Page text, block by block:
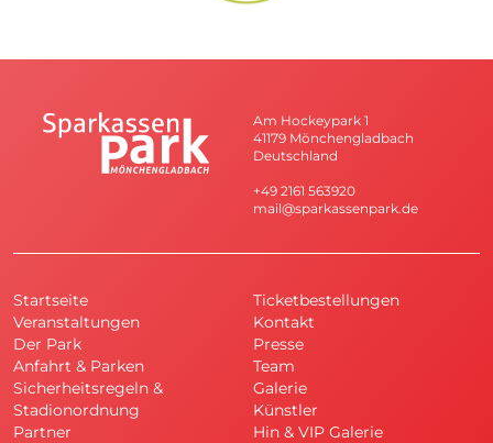
Am Hockeypark 1
41179 Mönchengladbach
Deutschland
+49 2161 563920
mail@sparkassenpark.de
Startseite
Veranstaltungen
Der Park
Anfahrt & Parken
Sicherheitsregeln &
Stadionordnung
Partner
Ticketbestellungen
Kontakt
Presse
Team
Galerie
Künstler
Hin & VIP Galerie